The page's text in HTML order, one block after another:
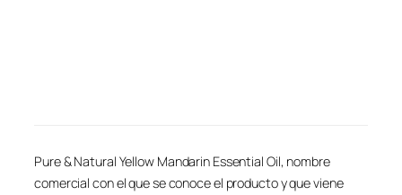
Pure & Natural Yellow Mandarin Essential Oil, nombre
comercial con el que se conoce el producto y que viene